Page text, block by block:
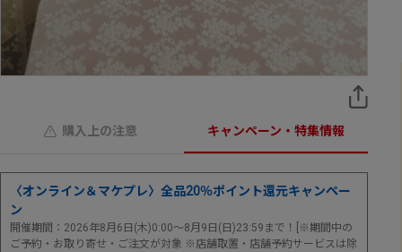
購入上の注意 キャンペーン・特集情報
〈オンライン＆マケプレ〉全品20％ポイント還元キャンペー
ン
開催期間：2026年8月6日(木)0:00～8月9日(日)23:59まで！[※期間中の
ご予約・お取り寄せ・ご注文が対象 ※店舗取置・店舗予約サービスは除